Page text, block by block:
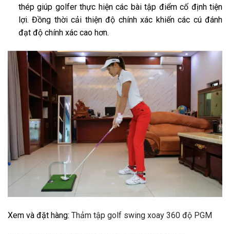
thép giúp golfer thực hiện các bài tập điểm cố định tiện
lợi. Đồng thời cải thiện độ chính xác khiến các cú đánh
đạt độ chính xác cao hơn.
Xem và đặt hàng: Thảm tập golf swing xoay 360 độ PGM